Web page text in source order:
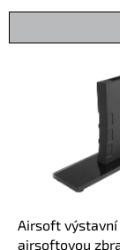
r
Airsoft
airsoftovou